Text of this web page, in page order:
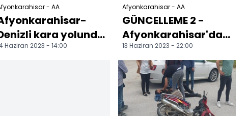
- AA
kara yolunda
nedeniyle
Haziran 2023 - 14:00
Afyonkarahisar - AA
GÜNCELLEME 2 -
Afyonkarahisar'da
heyelanda iki araç
toprak altında kaldı,
1...
13 Haziran 2023 - 22:00